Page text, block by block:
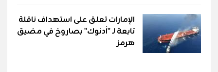
الإمارات تعلق على استهداف ناقلة
تابعة لـ "أدنوك" بصاروخ في مضيق
هرمز